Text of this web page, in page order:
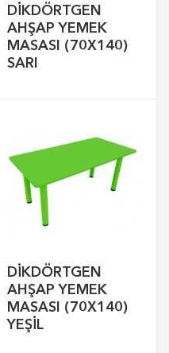
DİKDÖRTGEN
AHŞAP YEMEK
MASASI (70X140)
SARI
DİKDÖRTGEN
AHŞAP YEMEK
MASASI (70X140)
YEŞİL